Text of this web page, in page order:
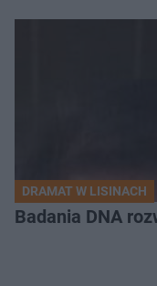
DRAMAT W LISINACH
Badania DNA